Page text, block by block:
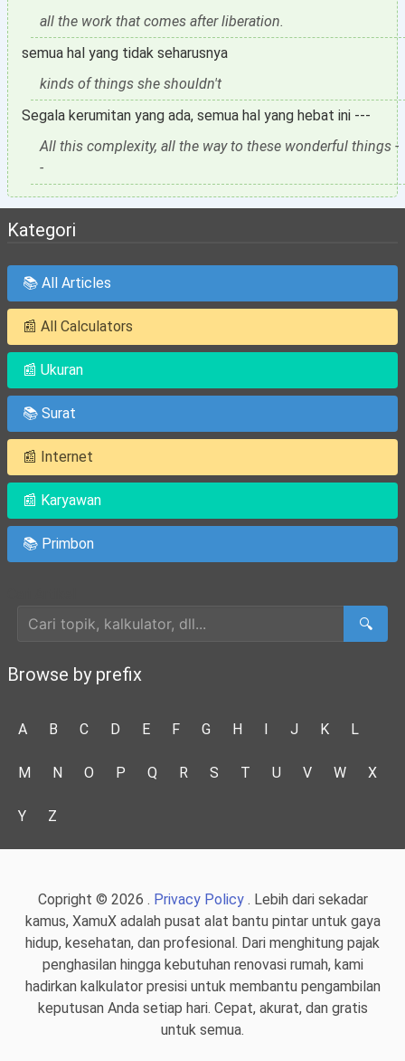
all the work that comes after liberation.
semua hal yang tidak seharusnya
kinds of things she shouldn't
Segala kerumitan yang ada, semua hal yang hebat ini ---
All this complexity, all the way to these wonderful things -
-
Kategori
📚 All Articles
📰 All Calculators
📰 Ukuran
📚 Surat
📰 Internet
📰 Karyawan
📚 Primbon
🔍
Browse by prefix
A B C D E F G H I J K L
M N O P Q R S T U V W X
Y Z
Copright © 2026 . Privacy Policy. Lebih dari sekadar
kamus, XamuX adalah pusat alat bantu pintar untuk gaya
hidup, kesehatan, dan profesional. Dari menghitung pajak
penghasilan hingga kebutuhan renovasi rumah, kami
hadirkan kalkulator presisi untuk membantu pengambilan
keputusan Anda setiap hari. Cepat, akurat, dan gratis
untuk semua.